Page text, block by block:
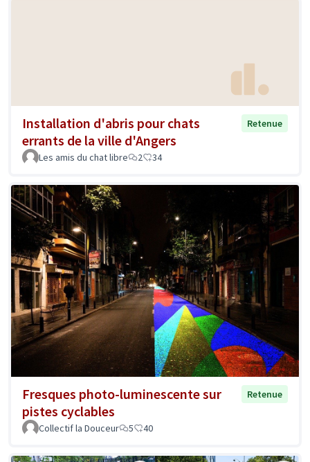
Installation d'abris pour chats
errants de la ville d'Angers
Retenue
Les amis du chat libre 2 34
Fresques photo-luminescente sur
pistes cyclables
Retenue
Collectif la Douceur 5 40